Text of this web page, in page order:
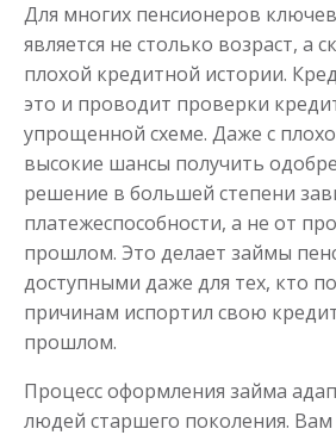
Для многих пенсионеров
является не столько возраст, а
плохой кредитной истории.
это и проводит проверки
упрощенной схеме. Даже с
высокие шансы получить
решение в большей степени
платежеспособности, а не от
прошлом. Это делает займы
доступными даже для тех, кто
причинам испортил свою
прошлом.
Процесс оформления займа
людей старшего поколения.